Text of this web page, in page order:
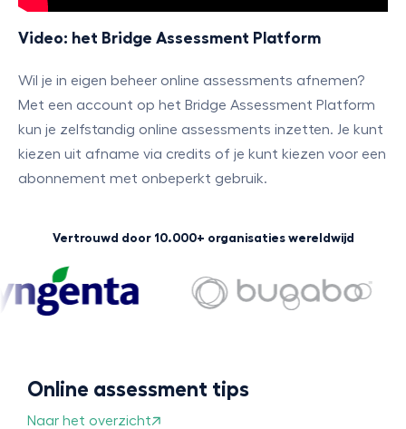
Video: het Bridge Assessment Platform
Wil je in eigen beheer online assessments afnemen?
Met een account op het Bridge Assessment Platform
kun je zelfstandig online assessments inzetten. Je kunt
kiezen uit afname via credits of je kunt kiezen voor een
abonnement met onbeperkt gebruik.
Vertrouwd door 10.000+ organisaties wereldwijd
Online assessment tips
Naar het overzicht